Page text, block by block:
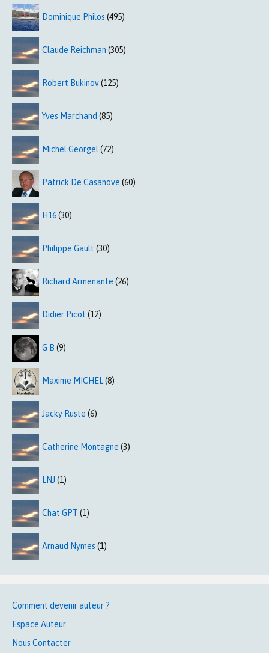
Dominique Philos (495)
Claude Reichman (305)
Robert Bukinov(125)
Yves Marchand (85)
Michel Georgel (72)
Patrick De Casanove (60)
H16(30)
Philippe Gault (30)
Richard Armenante (26)
Didier Picot (12)
G B (9)
Maxime MICHEL(8)
Jacky Ruste (6)
Catherine Montagne (3)
LNJ (1)
Chat GPT (1)
Arnaud Nymes (1)
Comment devenir auteur ?
Espace Auteur
Nous Contacter